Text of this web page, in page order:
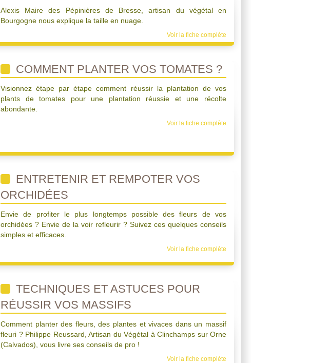
Alexis Maire des Pépinières de Bresse, artisan du végétal en
Bourgogne nous explique la taille en nuage.
Voir la fiche complète
COMMENT PLANTER VOS TOMATES ?
Visionnez étape par étape comment réussir la plantation de vos
plants de tomates pour une plantation réussie et une récolte
abondante.
Voir la fiche complète
ENTRETENIR ET REMPOTER VOS
ORCHIDÉES
Envie de profiter le plus longtemps possible des fleurs de vos
orchidées ? Envie de la voir refleurir ? Suivez ces quelques conseils
simples et efficaces.
Voir la fiche complète
TECHNIQUES ET ASTUCES POUR
RÉUSSIR VOS MASSIFS
Comment planter des fleurs, des plantes et vivaces dans un massif
fleuri ? Philippe Reussard, Artisan du Végétal à Clinchamps sur Orne
(Calvados), vous livre ses conseils de pro !
Voir la fiche complète